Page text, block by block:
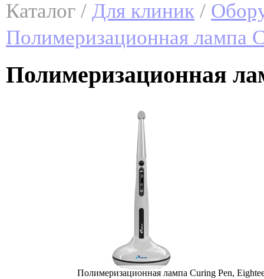
Каталог / Для клиник /
Полимеризационная лампа
Полимеризационная
Полимеризационная лампа Curing Pen,